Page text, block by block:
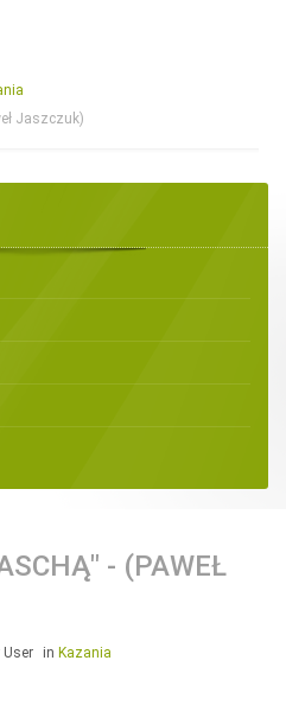
Jaszczuk)
- (PAWEŁ
User in Kazania